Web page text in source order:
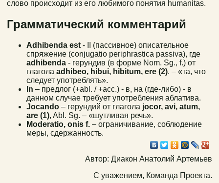
слово происходит из его любимого понятия humanitas.
Грамматический комментарий
Adhibenda est - II (пассивное) описательное
спряжение (conjugatio periphrastica passiva), где
adhibenda - герундив (в форме Nom. Sg., f.) от
глагола adhibeo, hibui, hibitum, ere (2). – «та, что
следует употреблять».
In – предлог (+abl. / +acc.) - в, на (где-либо) - в
данном случае требует употребления аблатива.
Jocando – герундий от глагола jocor, avi, atum,
are (1), Abl. Sg. – «шутливая речь».
Moderatio, onis f. – ограничивание, соблюдение
меры, сдержанность.
Автор: Диакон Анатолий Артемьев
С уважением, Команда Проекта.